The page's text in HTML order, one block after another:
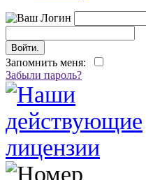
Запомнить меня:
Забыли пароль?